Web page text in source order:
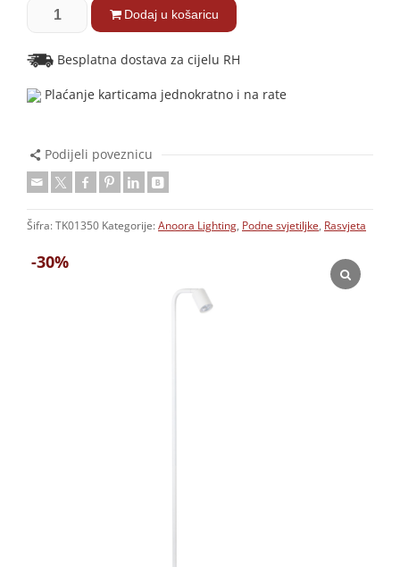
-30%
Dodaj u košaricu
Besplatna dostava za cijelu RH
Plaćanje karticama jednokratno i na rate
Podijeli poveznicu
Šifra: TK01350 Kategorije: Anoora Lighting, Podne svjetiljke, Rasvjeta